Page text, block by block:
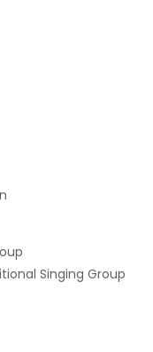
Singing Group